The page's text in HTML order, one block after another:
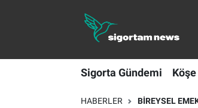
Sigorta Gündemi Köşe
HABERLER BIREYSEL
Sigorta Gündemi
Köşe Yazıları